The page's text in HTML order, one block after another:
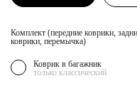
Комплект (передние коврики,
коврики, перемычка)
Коврик в багажник
только классический